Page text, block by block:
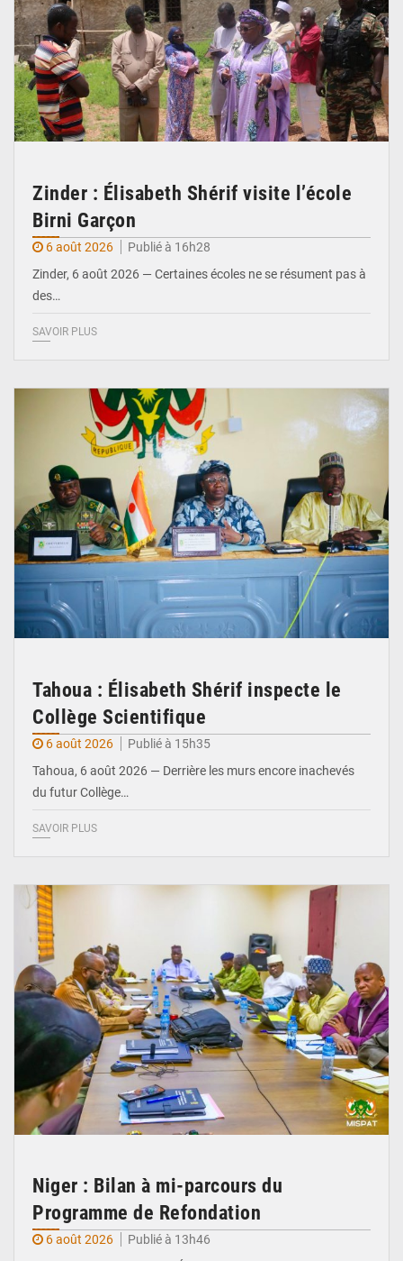
Zinder : Élisabeth Shérif visite l’école
Birni Garçon
6 août 2026
Publié à 16h28
Zinder, 6 août 2026 — Certaines écoles ne se résument pas à
des…
SAVOIR PLUS
Tahoua : Élisabeth Shérif inspecte le
Collège Scientifique
6 août 2026
Publié à 15h35
Tahoua, 6 août 2026 — Derrière les murs encore inachevés
du futur Collège…
SAVOIR PLUS
Niger : Bilan à mi-parcours du
Programme de Refondation
6 août 2026
Publié à 13h46